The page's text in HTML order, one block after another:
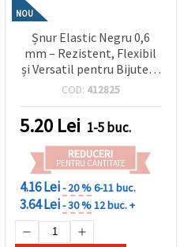
NOU
Șnur Elastic Negru 0,6
mm – Rezistent, Flexibil
și Versatil pentru Bijuterii
& Handmade, Rolă ~10 m
COD: 412825
5.20 Lei 1-5 buc.
REDUCERI
PENTRU CANTITATE
4.16 Lei- 20 %6-11 buc.
3.64 Lei- 30 %12 buc. +